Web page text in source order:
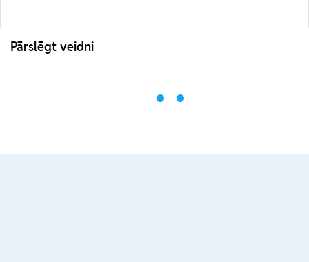
Pārslēgt veidni